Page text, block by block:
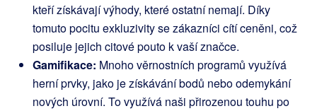
kteří získávají výhody, které ostatní nemají. Díky
tomuto pocitu exkluzivity se zákazníci cítí ceněni, což
posiluje jejich citové pouto k vaší značce.
Gamifikace: Mnoho věrnostních programů využívá
herní prvky, jako je získávání bodů nebo odemykání
nových úrovní. To využívá naši přirozenou touhu po